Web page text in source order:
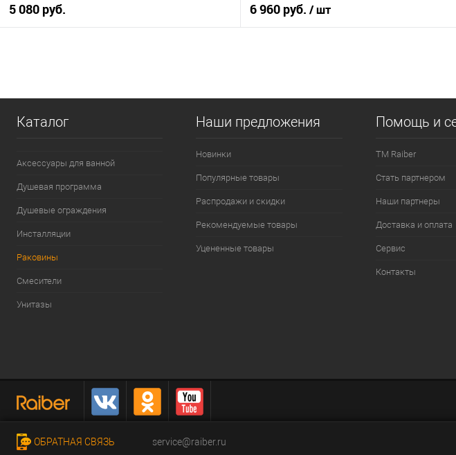
5 080 руб. 6 960 руб. / шт
Каталог
Аксессуары для ванной
Душевая программа
Душевые ограждения
Инсталляции
Раковины
Смесители
Унитазы
Наши предложения
Новинки
Популярные товары
Распродажи и скидки
Рекомендуемые товары
Уцененные товары
Помощь и
ТМ Raiber
Стать партнером
Наши партнеры
Доставка и оплата
Сервис
Контакты
ОБРАТНАЯ СВЯЗЬ service@raiber.ru